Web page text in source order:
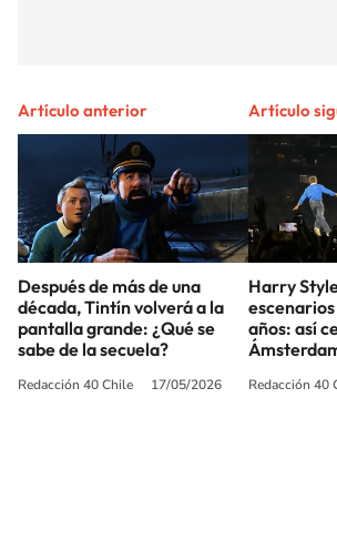
Artículo anterior
Después de más de una
década, Tintín volverá a la
pantalla grande: ¿Qué se
sabe de la secuela?
Redacción 40 Chile 17/05/2026
Artículo
Harry
escenarios
años: así
Redacción 40